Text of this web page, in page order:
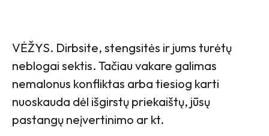
VĖŽYS. Dirbsite, stengsitės ir jums turėtų
neblogai sektis. Tačiau vakare galimas
nemalonus konfliktas arba tiesiog karti
nuoskauda dėl išgirstų priekaištų, jūsų
pastangų neįvertinimo ar kt.